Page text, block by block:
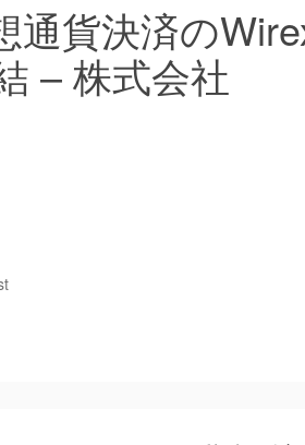
通貨決済の
– 株式会社